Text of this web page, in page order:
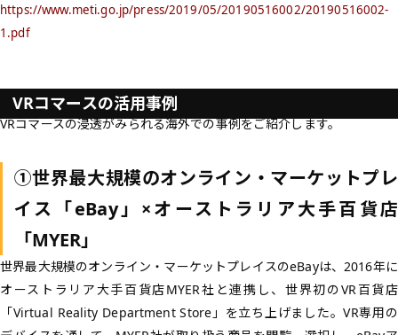
https://www.meti.go.jp/press/2019/05/20190516002/20190516002-
1.pdf
VRコマースの活用事例
VRコマースの浸透がみられる海外での事例をご紹介します。
①世界最大規模のオンライン・マーケットプレ
イス「eBay」×オーストラリア大手百貨店
「MYER」
世界最大規模のオンライン・マーケットプレイスのeBayは、2016年に
オーストラリア大手百貨店MYER社と連携し、世界初のVR百貨店
「Virtual Reality Department Store」を立ち上げました。VR専用の